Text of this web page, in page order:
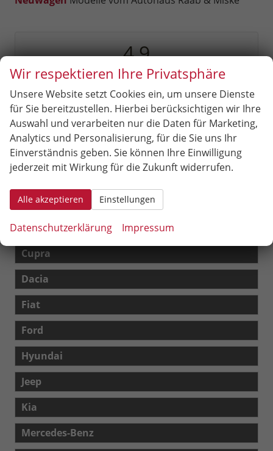
4,9
SEHR GUT
209 Bewertungen
Alle Bewertungen anzeigen >
Fahrzeugnr.
Audi
Bentley
Cupra
Dacia
Fiat
Ford
Hyundai
Jeep
Kia
Mercedes-Benz
Wir respektieren Ihre Privatsphäre
Unsere Website setzt Cookies ein, um unsere Dienste
für Sie bereitzustellen. Hierbei berücksichtigen wir Ihre
Auswahl und verarbeiten nur die Daten für Marketing,
Analytics und Personalisierung, für die Sie uns Ihr
Einverständnis geben. Sie können Ihre Einwilligung
jederzeit mit Wirkung für die Zukunft widerrufen.
Alle akzeptieren Einstellungen
Datenschutzerklärung Impressum